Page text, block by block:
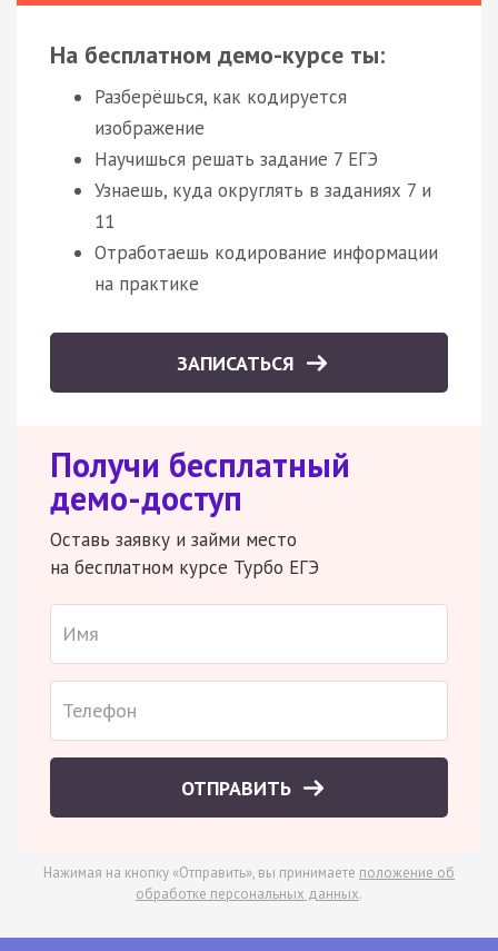
На бесплатном демо-курсе ты:
Разберёшься, как кодируется
изображение
Научишься решать задание 7 ЕГЭ
Узнаешь, куда округлять в заданиях 7 и
11
Отработаешь кодирование информации
на практике
ЗАПИСАТЬСЯ
Получи бесплатный
демо-доступ
Оставь заявку и займи место
на бесплатном курсе Турбо ЕГЭ
ОТПРАВИТЬ
Нажимая на кнопку «Отправить», вы принимаете положение об
обработке персональных данных.